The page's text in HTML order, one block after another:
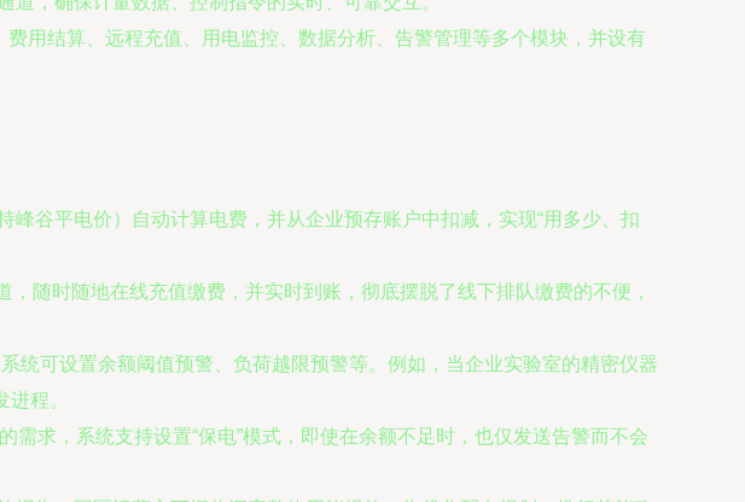
用结算、远程充值、用电监控、数据分析、告警管理等多个模块，并设有
谷平电价）自动计算电费，并从企业预存账户中扣减，实现“用多少、扣
随时随地在线充值缴费，并实时到账，彻底摆脱了线下排队缴费的不便，
统可设置余额阈值预警、负荷越限预警等。例如，当企业实验室的精密仪器
程。
求，系统支持设置“保电”模式，即使在余额不足时，也仅发送告警而不会